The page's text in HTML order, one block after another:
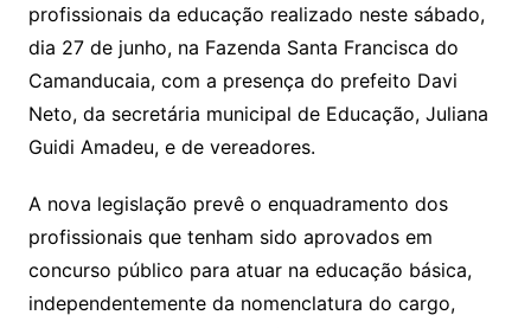
profissionais da educação realizado neste sábado,
dia 27 de junho, na Fazenda Santa Francisca do
Camanducaia, com a presença do prefeito Davi
Neto, da secretária municipal de Educação, Juliana
Guidi Amadeu, e de vereadores.
A nova legislação prevê o enquadramento dos
profissionais que tenham sido aprovados em
concurso público para atuar na educação básica,
independentemente da nomenclatura do cargo,